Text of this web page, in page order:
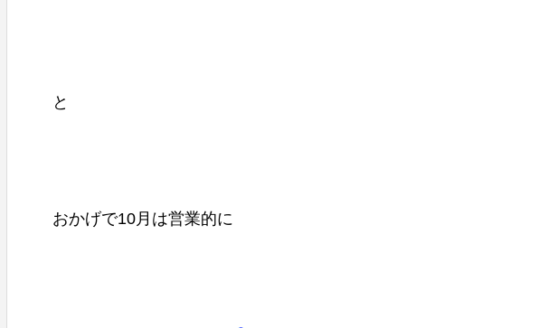
と
おかげで10月は営業的に